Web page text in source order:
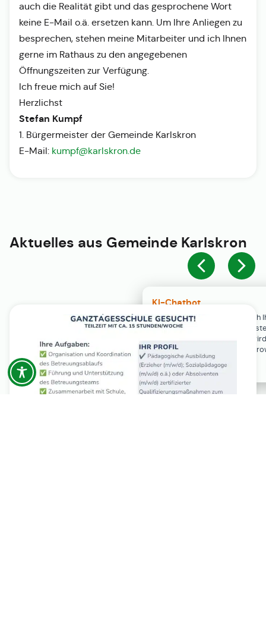
KI-Chatbot
Der KI-Chatbot steht erst nach
Einwilligung in den Cookie-
Verfügung. Der Chat-Verlauf
ausschließlich lokal in Ihrem
gespeichert.
auch die Realität gibt und das gesprochene Wort
keine E-Mail o.ä. ersetzen kann. Um Ihre Anliegen zu
besprechen, stehen meine Mitarbeiter und ich Ihnen
gerne im Rathaus zu den angegebenen
Öffnungszeiten zur Verfügung.
Ich freue mich auf Sie!
Herzlichst
Stefan Kumpf
1. Bürgermeister der Gemeinde Karlskron
E-Mail: kumpf@karlskron.de
Aktuelles aus Gemeinde Karlskron